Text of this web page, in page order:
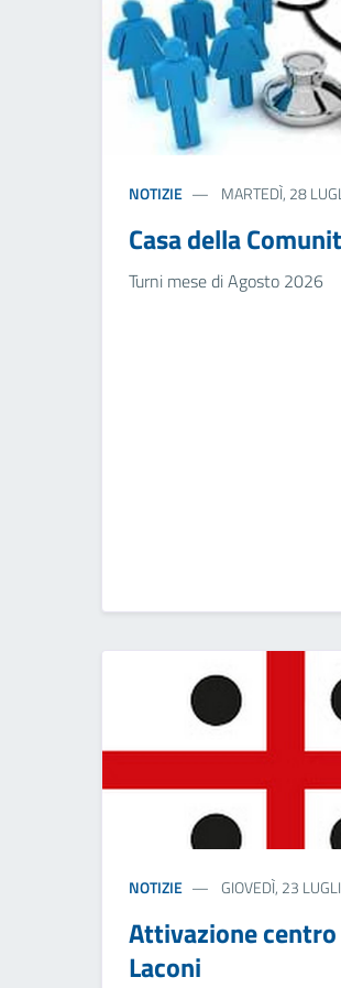
NOTIZIE MARTEDÌ, 28
Casa della
Turni mese di Agosto 2026
NOTIZIE GIOVEDÌ, 23
Attivazione
Laconi